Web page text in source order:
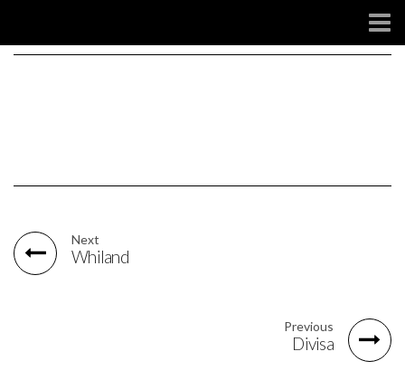
Next
Whiland
Previous
Divisa